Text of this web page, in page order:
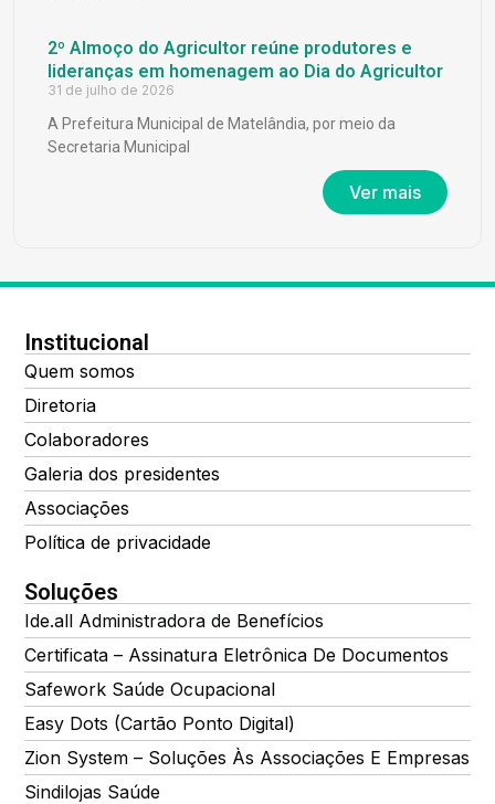
2º Almoço do Agricultor reúne produtores e
lideranças em homenagem ao Dia do Agricultor
31 de julho de 2026
A Prefeitura Municipal de Matelândia, por meio da
Secretaria Municipal
Ver mais
Institucional
Quem somos
Diretoria
Colaboradores
Galeria dos presidentes
Associações
Política de privacidade
Soluções
Ide.all Administradora de Benefícios
Certificata – Assinatura Eletrônica De Documentos
Safework Saúde Ocupacional
Easy Dots (Cartão Ponto Digital)
Zion System – Soluções Às Associações E Empresas
Sindilojas Saúde